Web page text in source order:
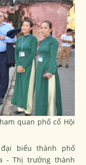
quan phố cổ Hội
biểu thành phố
- Thị trưởng thành